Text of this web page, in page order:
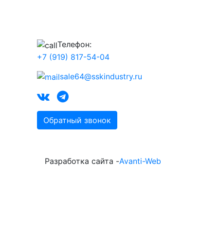
Телефон:
+7 (919) 817-54-04
sale64@sskindustry.ru
Обратный звонок
Разработка сайта -Avanti-Web